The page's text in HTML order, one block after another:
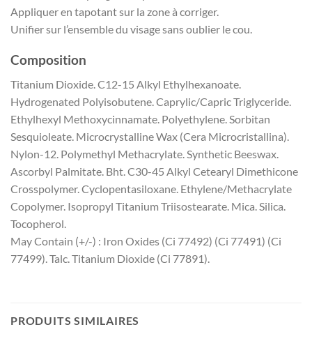
Appliquer en tapotant sur la zone à corriger.
Unifier sur l’ensemble du visage sans oublier le cou.
Composition
Titanium Dioxide. C12-15 Alkyl Ethylhexanoate.
Hydrogenated Polyisobutene. Caprylic/Capric Triglyceride.
Ethylhexyl Methoxycinnamate. Polyethylene. Sorbitan
Sesquioleate. Microcrystalline Wax (Cera Microcristallina).
Nylon-12. Polymethyl Methacrylate. Synthetic Beeswax.
Ascorbyl Palmitate. Bht. C30-45 Alkyl Cetearyl Dimethicone
Crosspolymer. Cyclopentasiloxane. Ethylene/Methacrylate
Copolymer. Isopropyl Titanium Triisostearate. Mica. Silica.
Tocopherol.
May Contain (+/-) : Iron Oxides (Ci 77492) (Ci 77491) (Ci
77499). Talc. Titanium Dioxide (Ci 77891).
PRODUITS SIMILAIRES